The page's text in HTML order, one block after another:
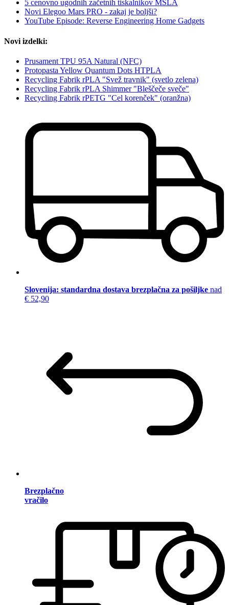
5 cenovno ugodnih začetnih tiskalnikov MSLA
Novi Elegoo Mars PRO - zakaj je boljši?
YouTube Episode: Reverse Engineering Home Gadgets
Novi izdelki:
Prusament TPU 95A Natural (NFC)
Protopasta Yellow Quantum Dots HTPLA
Recycling Fabrik rPLA "Svež travnik" (svetlo zelena)
Recycling Fabrik rPLA Shimmer "Bleščeče sveče"
Recycling Fabrik rPETG "Cel korenček" (oranžna)
Slovenija: standardna dostava brezplačna za pošiljke nad
€ 52,90
Brezplačno
vračilo